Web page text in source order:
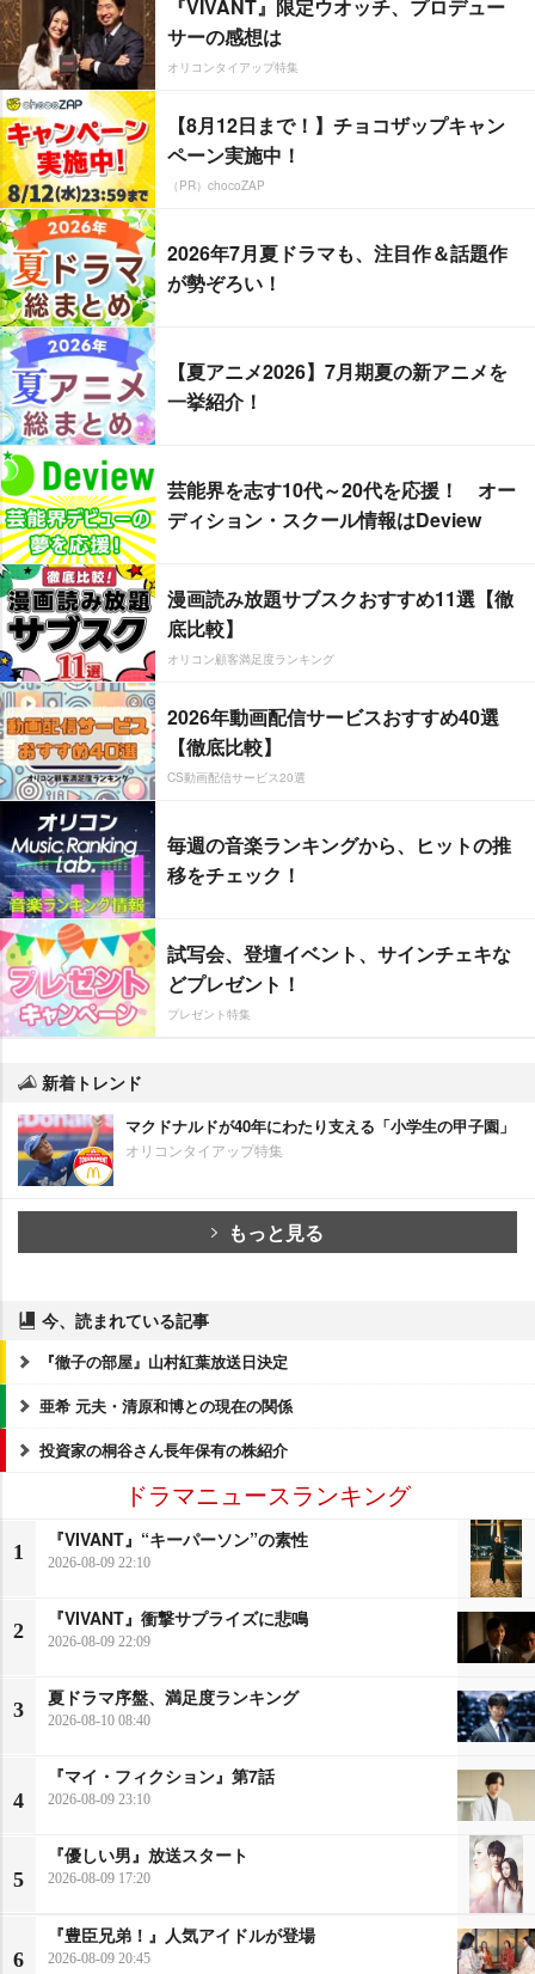
『VIVANT』限定ウオッチ、プロデュー
サーの感想は
オリコンタイアップ特集
【8月12日まで！】チョコザップキャン
ペーン実施中！
（PR）chocoZAP
2026年7月夏ドラマも、注目作＆話題作
が勢ぞろい！
【夏アニメ2026】7月期夏の新アニメを
一挙紹介！
芸能界を志す10代～20代を応援！ オー
ディション・スクール情報はDeview
漫画読み放題サブスクおすすめ11選【徹
底比較】
オリコン顧客満足度ランキング
2026年動画配信サービスおすすめ40選
【徹底比較】
CS動画配信サービス20選
毎週の音楽ランキングから、ヒットの推
移をチェック！
試写会、登壇イベント、サインチェキな
どプレゼント！
プレゼント特集
新着トレンド
マクドナルドが40年にわたり支える「小学生の甲子園」
オリコンタイアップ特集
もっと見る
今、読まれている記事
『徹子の部屋』山村紅葉放送日決定
亜希 元夫・清原和博との現在の関係
投資家の桐谷さん長年保有の株紹介
ドラマニュースランキング
1
『VIVANT』“キーパーソン”の素性
2026-08-09 22:10
2
『VIVANT』衝撃サプライズに悲鳴
2026-08-09 22:09
3
夏ドラマ序盤、満足度ランキング
2026-08-10 08:40
4
『マイ・フィクション』第7話
2026-08-09 23:10
5
『優しい男』放送スタート
2026-08-09 17:20
6
『豊臣兄弟！』人気アイドルが登場
2026-08-09 20:45